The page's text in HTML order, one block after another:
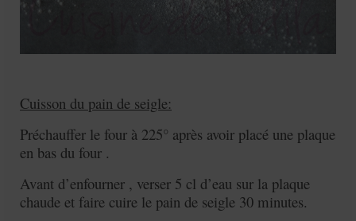
Cuisson du pain de seigle:
Préchauffer le four à 225° après avoir placé une plaque
en bas du four .
Avant d’enfourner , verser 5 cl d’eau sur la plaque
chaude et faire cuire le pain de seigle 30 minutes.